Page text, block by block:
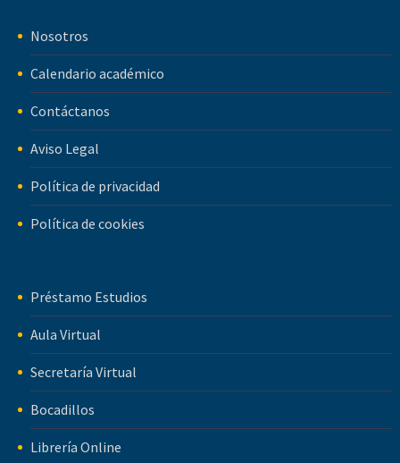
Nosotros
Calendario académico
Contáctanos
Aviso Legal
Política de privacidad
Política de cookies
Préstamo Estudios
Aula Virtual
Secretaría Virtual
Bocadillos
Librería Online